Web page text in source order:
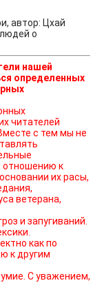
автор: Цхай
о
нашей
определенных
с тем мы не
отношению к
их расы,
ветерана,
и запугиваний.
как по
к другим
С уважением,